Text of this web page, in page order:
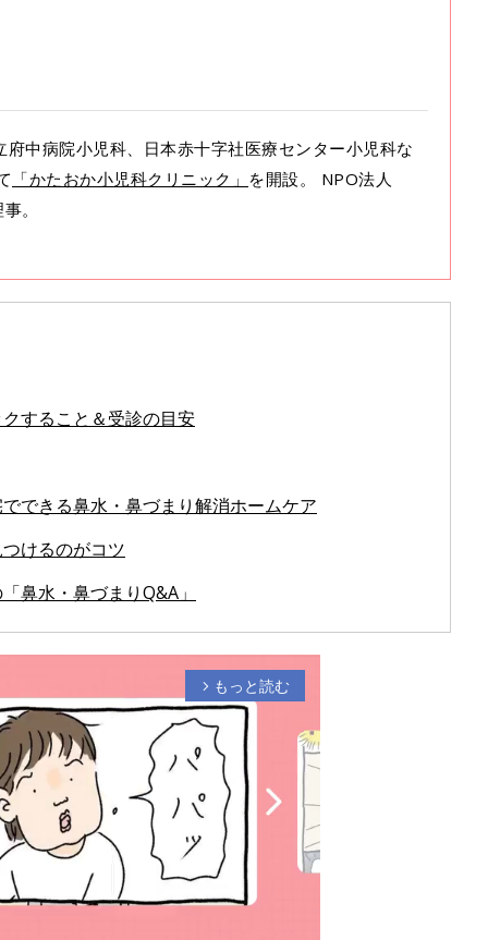
中病院小児科、日本赤十字社医療センター小児科な
「かたおか小児科クリニック」 を開設。 NPO法人
。
すること＆受診の目安
できる鼻水・鼻づまり解消ホームケア
けるのがコツ
鼻水・鼻づまりQ&A」
arrow_forward_ios もっと読む